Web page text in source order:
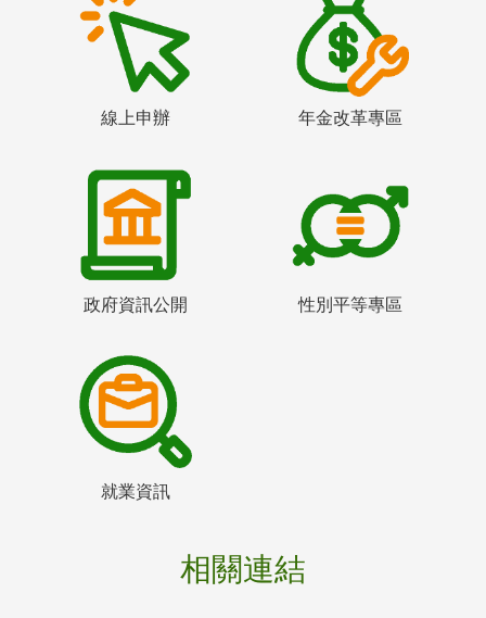
線上申辦 年金改革專區
政府資訊公開 性別平等專區
就業資訊
相關連結